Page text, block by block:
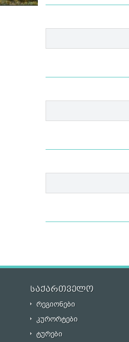
საქართველო
რეგიონები
კურორტები
ტურები